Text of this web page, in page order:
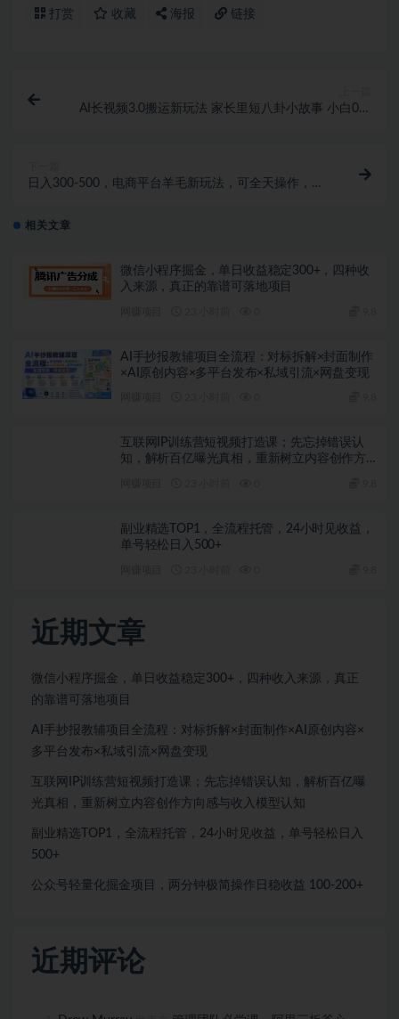
打赏 收藏 海报 链接
AI长视频3.0搬运新玩法 家长里短八卦小故事 小白0可
日入300-500，电商平台羊毛新玩法，可全天操作，简
相关文章
微信小程序掘金，单日收益稳定300+，四种收
入来源，真正的靠谱可落地项目
AI手抄报教辅项目全流程：对标拆解×封面制作
×AI原创内容×多平台发布×私域引流×网盘变现
互联网IP训练营短视频打造课；先忘掉错误认
知，解析百亿曝光真相，重新树立内容创作方
副业精选TOP1，全流程托管，24小时见收益，
单号轻松日入500+
近期文章
微信小程序掘金，单日收益稳定300+，四种收入来源，真正
的靠谱可落地项目
AI手抄报教辅项目全流程：对标拆解×封面制作×AI原创内容×
多平台发布×私域引流×网盘变现
互联网IP训练营短视频打造课；先忘掉错误认知，解析百亿曝
光真相，重新树立内容创作方向感与收入模型认知
副业精选TOP1，全流程托管，24小时见收益，单号轻松日入
500+
公众号轻量化掘金项目，两分钟极简操作日稳收益 100-200+
近期评论